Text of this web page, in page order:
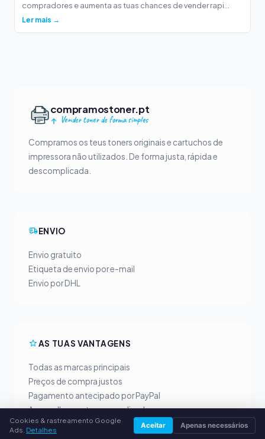
compradores e aumenta as tuas chances de vender rapi...
Ler mais →
compramostoner.pt
Vender toner de forma simples
Compramos os teus toners originais e cartuchos de
impressora não utilizados. De forma justa, rápida e
descomplicada.
ENVIO
Envio gratuito
Etiqueta de envio por e-mail
Envio por DHL
AS TUAS VANTAGENS
Todas as marcas principais
Preços de compra justos
Pagamento antecipado por PayPal
Aconselhamento personalizado
Cookies & rastreamento Google
Ads. Detalhes Aceitar Apenas necessários